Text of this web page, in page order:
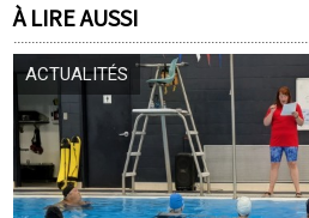
À LIRE AUSSI
ACTUALITÉS